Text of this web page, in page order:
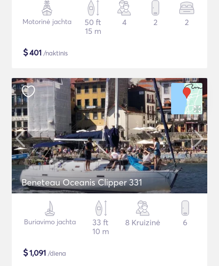
Motorinė jachta
50 ft
15 m
4 2 2
$401 /naktinis
Beneteau Oceanis Clipper 331
Buriavimo jachta
33 ft
10 m
8 Kruizinė 6
$1,091 /diena